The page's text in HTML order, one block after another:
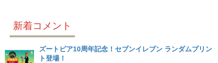
新着コメント
ズートピア10周年記念！セブンイレブン ランダムプリン
ト登場！